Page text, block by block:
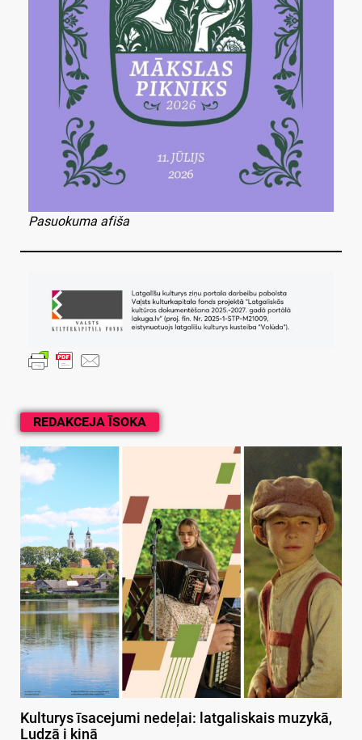
REDAKCEJA ĪSOKA
Kulturys īsacejumi nedeļai: latgaliskais muzykā,
Ludzā i kinā
Pasuokuma afiša